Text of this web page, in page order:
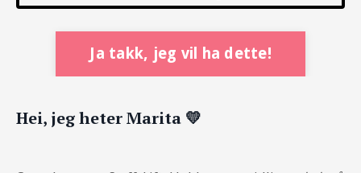
Ja takk, jeg vil ha dette!
Hei, jeg heter Marita 💛